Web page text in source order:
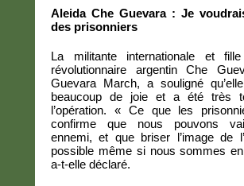
Aleida Che Guevara : Je
des prisonniers
La militante internationale et
révolutionnaire argentin Che
Guevara March, a souligné
beaucoup de joie et a été très
l’opération. « Ce que les
confirme que nous pouvons
ennemi, et que briser l’image de
possible même si nous sommes
a-t-elle déclaré.